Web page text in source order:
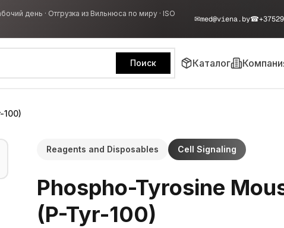
день · Отгрузка из Вильнюса по миру · ISO
✉med@viena.by☎
Поиск Каталог
100)
Reagents and Disposables Cell Signaling
Phospho-Tyrosine
(P-Tyr-100)